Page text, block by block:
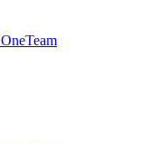
OneTeam